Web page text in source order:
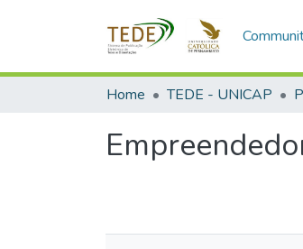
Home TEDE - UNICAP